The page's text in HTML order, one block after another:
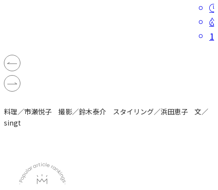
料理／市瀬悦子 撮影／鈴木泰介 スタイリング／浜田恵子 文／
singt